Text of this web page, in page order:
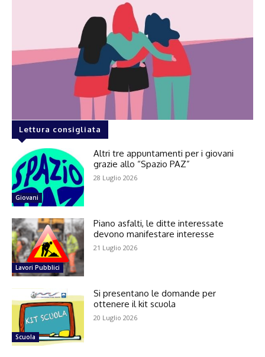
Lettura consigliata
Giovani
Altri tre appuntamenti per i giovani
grazie allo “Spazio PAZ”
28 Luglio 2026
Lavori Pubblici
Piano asfalti, le ditte interessate
devono manifestare interesse
21 Luglio 2026
Scuola
Si presentano le domande per
ottenere il kit scuola
20 Luglio 2026